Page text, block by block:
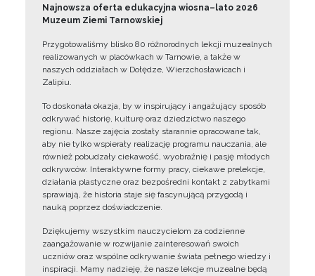
Najnowsza oferta edukacyjna wiosna–lato 2026
Muzeum Ziemi Tarnowskiej
Przygotowaliśmy blisko 80 różnorodnych lekcji muzealnych
realizowanych w placówkach w Tarnowie, a także w
naszych oddziałach w Dołędze, Wierzchosławicach i
Zalipiu.
To doskonała okazja, by w inspirujący i angażujący sposób
odkrywać historię, kulturę oraz dziedzictwo naszego
regionu. Nasze zajęcia zostały starannie opracowane tak,
aby nie tylko wspierały realizację programu nauczania, ale
również pobudzały ciekawość, wyobraźnię i pasję młodych
odkrywców. Interaktywne formy pracy, ciekawe prelekcje,
działania plastyczne oraz bezpośredni kontakt z zabytkami
sprawiają, że historia staje się fascynującą przygodą i
nauką poprzez doświadczenie.
Dziękujemy wszystkim nauczycielom za codzienne
zaangażowanie w rozwijanie zainteresowań swoich
uczniów oraz wspólne odkrywanie świata pełnego wiedzy i
inspiracji. Mamy nadzieję, że nasze lekcje muzealne będą